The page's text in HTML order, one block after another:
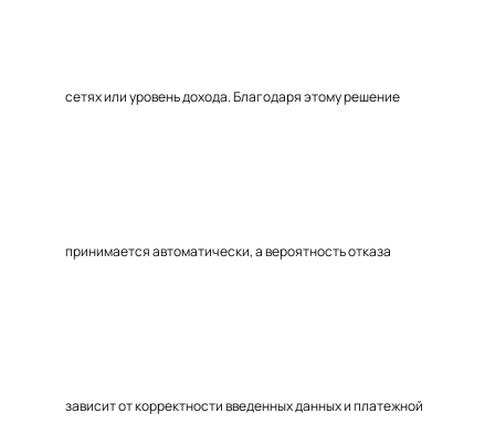
сетях или уровень дохода. Благодаря этому решение
принимается автоматически, а вероятность отказа
зависит от корректности введенных данных и платежной